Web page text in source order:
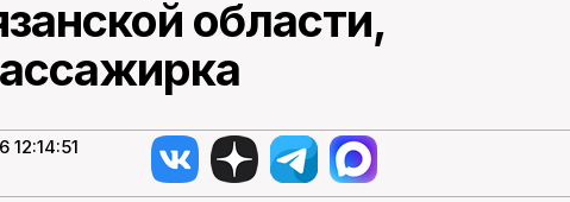
области,
12:14:51